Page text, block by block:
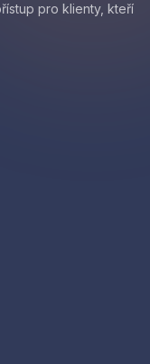
pro klienty, kteří